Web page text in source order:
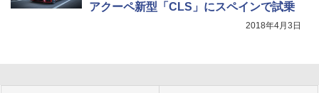
アクーペ新型「CLS」にスペインで試乗
2018年4月3日